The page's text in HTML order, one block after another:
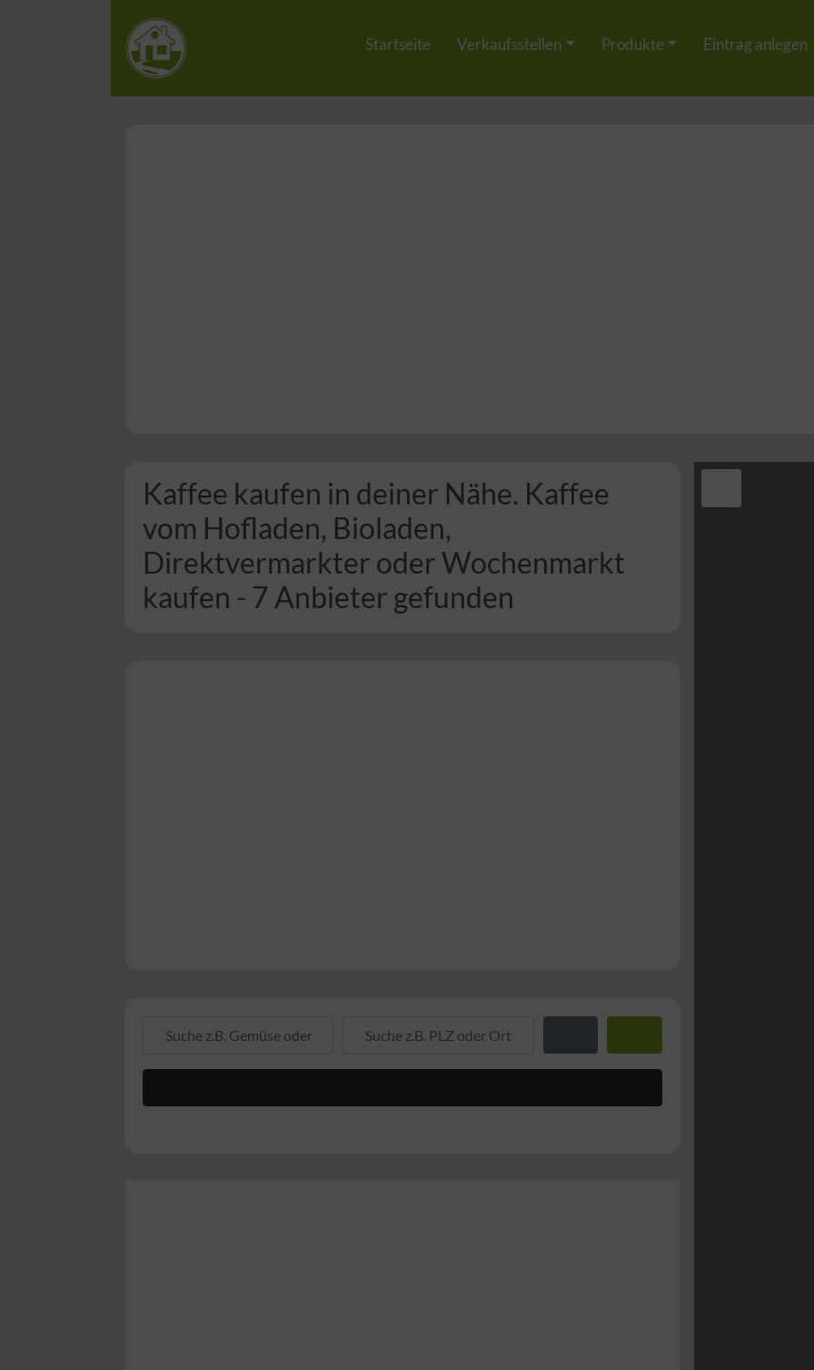
Startseite Verkaufsstellen Produkte Eintrag anlegen
Kaffee kaufen in deiner Nähe. Kaffee
vom Hofladen, Bioladen,
Direktvermarkter oder Wochenmarkt
kaufen - 7 Anbieter gefunden